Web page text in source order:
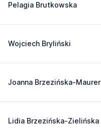
Pelagia Brutkowska
Wojciech Bryliński
Joanna Brzezińska-Maurer
Lidia Brzezińska-Zielińska